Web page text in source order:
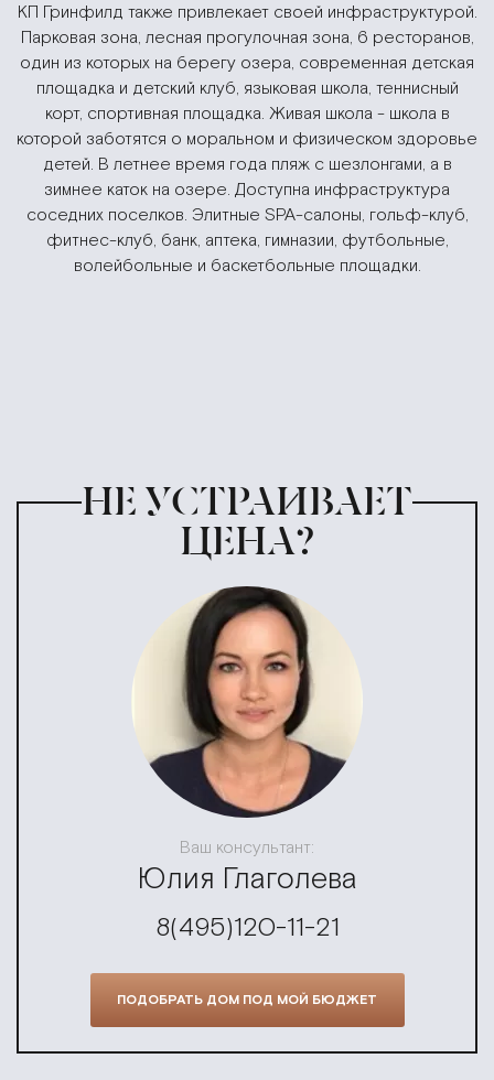
КП Гринфилд также привлекает своей инфраструктурой.
Парковая зона, лесная прогулочная зона, 6 ресторанов,
один из которых на берегу озера, современная детская
площадка и детский клуб, языковая школа, теннисный
корт, спортивная площадка. Живая школа - школа в
которой заботятся о моральном и физическом здоровье
детей. В летнее время года пляж с шезлонгами, а в
зимнее каток на озере. Доступна инфраструктура
соседних поселков. Элитные SPA-салоны, гольф-клуб,
фитнес-клуб, банк, аптека, гимназии, футбольные,
волейбольные и баскетбольные площадки.
НЕ УСТРАИВАЕТ
ЦЕНА?
Ваш консультант:
Юлия Глаголева
8(495)120-11-21
ПОДОБРАТЬ ДОМ ПОД МОЙ БЮДЖЕТ